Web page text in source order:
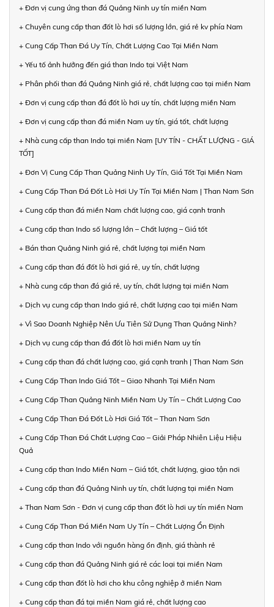
+ Đơn vị cung ứng than đá Quảng Ninh uy tín miền Nam
+ Chuyên cung cấp than đốt lò hơi số lượng lớn, giá rẻ kv phía Nam
+ Cung Cấp Than Đá Uy Tín, Chất Lượng Cao Tại Miền Nam
+ Yếu tố ảnh hưởng đến giá than Indo tại Việt Nam
+ Phân phối than đá Quảng Ninh giá rẻ, chất lượng cao tại miền Nam
+ Đơn vị cung cấp than đá đốt lò hơi uy tín, chất lượng miền Nam
+ Đơn vị cung cấp than đá miền Nam uy tín, giá tốt, chất lượng
+ Nhà cung cấp than Indo tại miền Nam [UY TÍN - CHẤT LƯỢNG - GIÁ
TỐT]
+ Đơn Vị Cung Cấp Than Quảng Ninh Uy Tín, Giá Tốt Tại Miền Nam
+ Cung Cấp Than Đá Đốt Lò Hơi Uy Tín Tại Miền Nam | Than Nam Sơn
+ Cung cấp than đá miền Nam chất lượng cao, giá cạnh tranh
+ Cung cấp than Indo số lượng lớn – Chất lượng – Giá tốt
+ Bán than Quảng Ninh giá rẻ, chất lượng tại miền Nam
+ Cung cấp than đá đốt lò hơi giá rẻ, uy tín, chất lượng
+ Nhà cung cấp than đá giá rẻ, uy tín, chất lượng tại miền Nam
+ Dịch vụ cung cấp than Indo giá rẻ, chất lượng cao tại miền Nam
+ Vì Sao Doanh Nghiệp Nên Ưu Tiên Sử Dụng Than Quảng Ninh?
+ Dịch vụ cung cấp than đá đốt lò hơi miền Nam uy tín
+ Cung cấp than đá chất lượng cao, giá cạnh tranh | Than Nam Sơn
+ Cung Cấp Than Indo Giá Tốt – Giao Nhanh Tại Miền Nam
+ Cung Cấp Than Quảng Ninh Miền Nam Uy Tín – Chất Lượng Cao
+ Cung Cấp Than Đá Đốt Lò Hơi Giá Tốt – Than Nam Sơn
+ Cung Cấp Than Đá Chất Lượng Cao – Giải Pháp Nhiên Liệu Hiệu
Quả
+ Cung cấp than Indo Miền Nam – Giá tốt, chất lượng, giao tận nơi
+ Cung cấp than đá Quảng Ninh uy tín, chất lượng tại miền Nam
+ Than Nam Sơn - Đơn vị cung cấp than đốt lò hơi uy tín miền Nam
+ Cung Cấp Than Đá Miền Nam Uy Tín – Chất Lượng Ổn Định
+ Cung cấp than Indo với nguồn hàng ổn định, giá thành rẻ
+ Cung cấp than đá Quảng Ninh giá rẻ các loại tại miền Nam
+ Cung cấp than đốt lò hơi cho khu công nghiệp ở miền Nam
+ Cung cấp than đá tại miền Nam giá rẻ, chất lượng cao